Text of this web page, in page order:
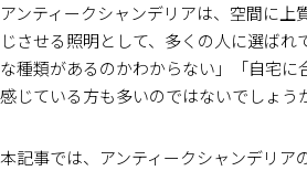
アンティークシャンデリアは、空間に上
じさせる照明として、多くの人に選ばれ
な種類があるのかわからない」「自宅に
感じている方も多いのではないでしょう
本記事では、アンティークシャンデリア